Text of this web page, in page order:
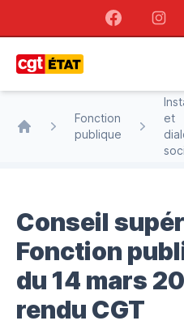
Facebook
Fonction
publique
et
Conseil
Fonction
du 14 mars
rendu CGT